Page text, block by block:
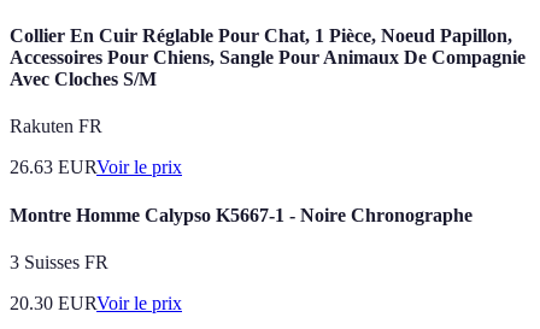
Collier En Cuir Réglable Pour Chat, 1 Pièce, Noeud Papillon,
Accessoires Pour Chiens, Sangle Pour Animaux De Compagnie
Avec Cloches S/M
Rakuten FR
26.63 EURVoir le prix
Montre Homme Calypso K5667-1 - Noire Chronographe
3 Suisses FR
20.30 EURVoir le prix